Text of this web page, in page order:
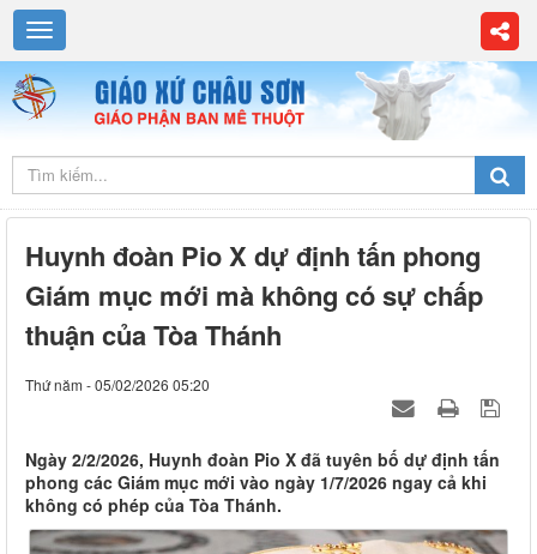
Huynh đoàn Pio X dự định tấn phong
Giám mục mới mà không có sự chấp
thuận của Tòa Thánh
Thứ năm - 05/02/2026 05:20
Ngày 2/2/2026, Huynh đoàn Pio X đã tuyên bố dự định tấn
phong các Giám mục mới vào ngày 1/7/2026 ngay cả khi
không có phép của Tòa Thánh.